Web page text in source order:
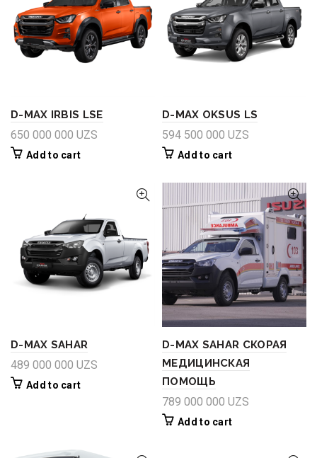
D-MAX IRBIS LSE
650 000 000 UZS
Add to cart
D-MAX OKSUS LS
594 500 000 UZS
Add to cart
D-MAX SAHAR
489 000 000 UZS
Add to cart
D-MAX SAHAR СКОРАЯ
МЕДИЦИНСКАЯ
ПОМОЩЬ
789 000 000 UZS
Add to cart